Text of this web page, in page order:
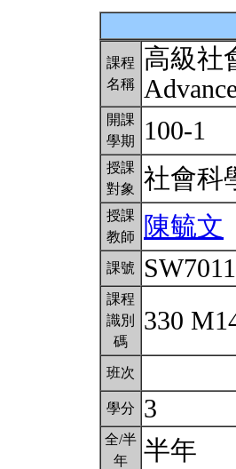
課程
名稱
高級社
開課
學期
100-1
授課
對象
社會科
授課
教師
陳毓文
課號 SW7011
課程
識別
碼
330
班次
學分 3
全/半
年
半年